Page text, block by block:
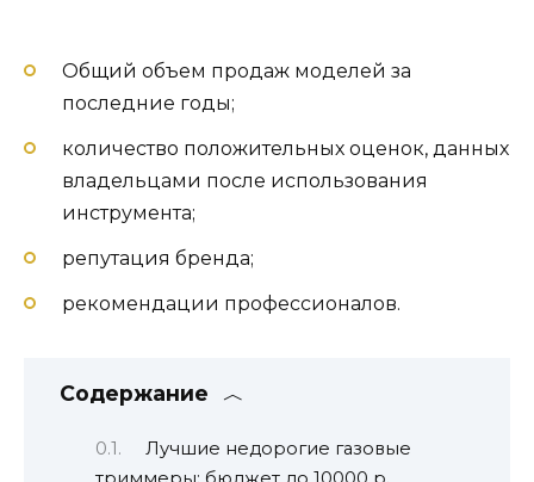
Общий объем продаж моделей за
последние годы;
количество положительных оценок, данных
владельцами после использования
инструмента;
репутация бренда;
рекомендации профессионалов.
Содержание
Лучшие недорогие газовые